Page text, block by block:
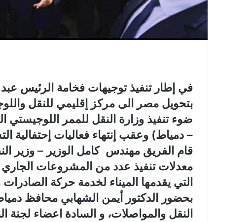
في إطار تنفيذ توجيهات فخامة الرئيس
بتحويل مصر الى مركز إقليمي للنقل
ضوء تنفيذ وزارة النقل للممر اللوجيستي
– دمياط) وعقب إنتهاء فعاليات إحتفالية
قام الفريق مهندس كامل الوزير – وزير
معدلات تنفيذ عدد من المشروعات الجاري
التي يقدمها الميناء لخدمة حركة
بحضور الدكتور أيمن الشهابي محافظ
النقل والمواصلات، و السادة اعضاء